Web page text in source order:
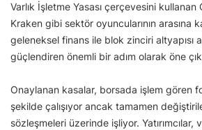
Varlık İşletme Yasası çerçevesini
Kraken gibi sektör oyuncularının arasına
geleneksel finans ile blok zinciri altyapısı
güçlendiren önemli bir adım olarak öne
Onaylanan kasalar, borsada işlem gören
şekilde çalışıyor ancak tamamen
sözleşmeleri üzerinde işliyor. Yatırımcılar,